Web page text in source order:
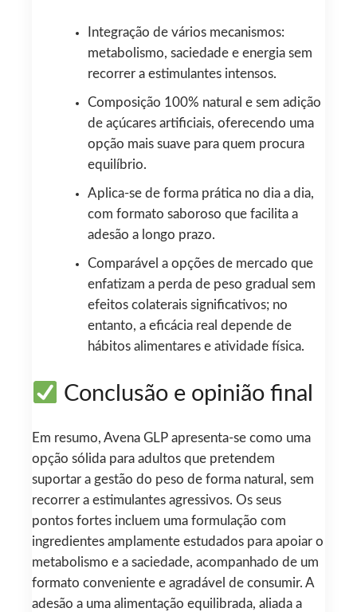
Integração de vários mecanismos:
metabolismo, saciedade e energia sem
recorrer a estimulantes intensos.
Composição 100% natural e sem adição
de açúcares artificiais, oferecendo uma
opção mais suave para quem procura
equilíbrio.
Aplica-se de forma prática no dia a dia,
com formato saboroso que facilita a
adesão a longo prazo.
Comparável a opções de mercado que
enfatizam a perda de peso gradual sem
efeitos colaterais significativos; no
entanto, a eficácia real depende de
hábitos alimentares e atividade física.
Conclusão e opinião final
Em resumo, Avena GLP apresenta-se como uma
opção sólida para adultos que pretendem
suportar a gestão do peso de forma natural, sem
recorrer a estimulantes agressivos. Os seus
pontos fortes incluem uma formulação com
ingredientes amplamente estudados para apoiar o
metabolismo e a saciedade, acompanhado de um
formato conveniente e agradável de consumir. A
adesão a uma alimentação equilibrada, aliada a